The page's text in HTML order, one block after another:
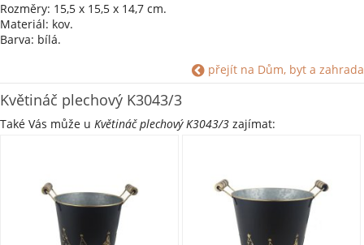
Rozměry: 15,5 x 15,5 x 14,7 cm.
Materiál: kov.
Barva: bílá.
Shrnutí parametrů:
Materiál: Kov
přejít na Dům, byt a zahrada
Květináč plechový K3043/3
Také Vás může u Květináč plechový K3043/3 zajímat: